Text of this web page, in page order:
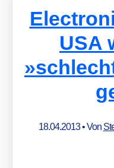
USA
18.04.2013• Von